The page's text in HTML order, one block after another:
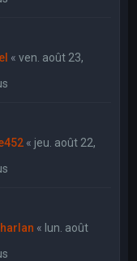
«ven. août 23,
« jeu. août 22,
« lun. août